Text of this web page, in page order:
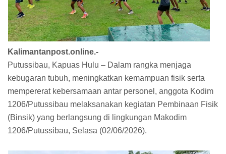
Kalimantanpost.online.-
Putussibau, Kapuas Hulu – Dalam rangka menjaga
kebugaran tubuh, meningkatkan kemampuan fisik serta
mempererat kebersamaan antar personel, anggota Kodim
1206/Putussibau melaksanakan kegiatan Pembinaan Fisik
(Binsik) yang berlangsung di lingkungan Makodim
1206/Putussibau, Selasa (02/06/2026).